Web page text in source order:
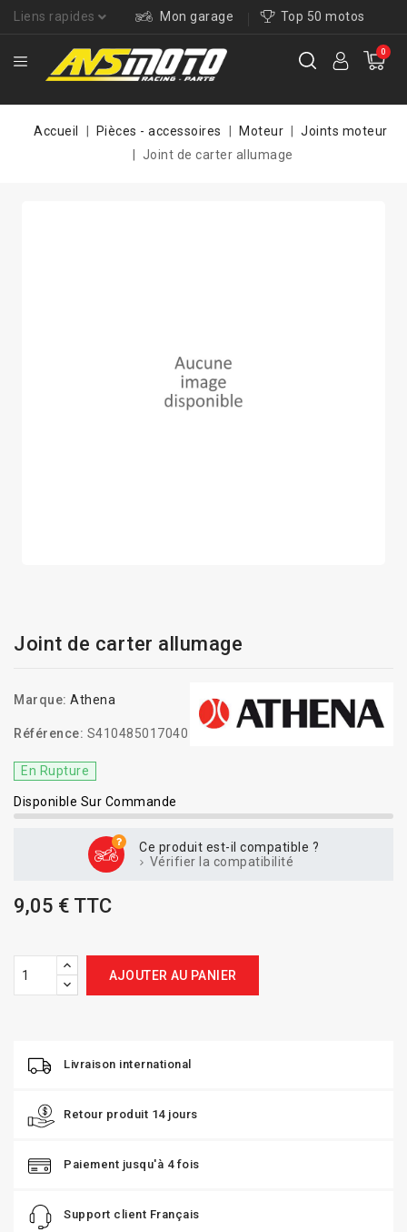
Liens rapides Mon garage Top 50 motos
0
Accueil Pièces - accessoires Moteur
Joints moteur
Joint de carter allumage
Joint de carter allumage
Marque: Athena
Référence: S410485017040
En Rupture
Disponible Sur Commande
Ce produit est-il compatible ?
Vérifier la compatibilité
9,05 € TTC
AJOUTER AU PANIER
Livraison international
Retour produit 14 jours
Paiement jusqu'à 4 fois
Support client Français